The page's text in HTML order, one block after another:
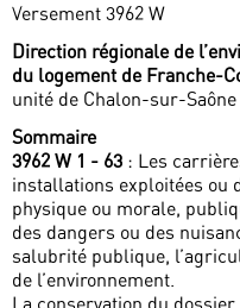
Versement 3962 W
Direction régionale de
du logement de Franche-
unité de Chalon-sur-Saône
Sommaire
3962 W 1 - 63 : Les
installations exploitées ou
physique ou morale,
des dangers ou des
salubrité publique,
de l’environnement.